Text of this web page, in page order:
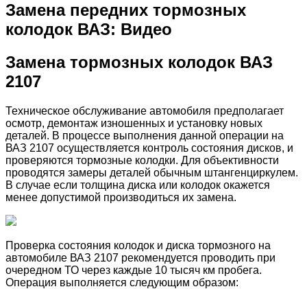
Замена передних тормозных
колодок ВАЗ: Видео
Замена тормозных колодок ВАЗ
2107
Техническое обслуживание автомобиля предполагает
осмотр, демонтаж изношенных и установку новых
деталей. В процессе выполнения данной операции на
ВАЗ 2107 осуществляется контроль состояния дисков, и
проверяются тормозные колодки. Для объективности
проводятся замеры деталей обычным штангенциркулем.
В случае если толщина диска или колодок окажется
менее допустимой производиться их замена.
Проверка состояния колодок и диска тормозного на
автомобиле ВАЗ 2107 рекомендуется проводить при
очередном ТО через каждые 10 тысяч км пробега.
Операция выполняется следующим образом: